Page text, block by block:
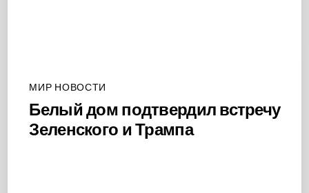
МИР НОВОСТИ
Белый дом подтвердил встречу
Зеленского и Трампа